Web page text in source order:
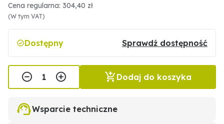
Cena regularna: 304,40 zł
(W tym VAT)
Dostępny Sprawdź dostępność
Dodaj do koszyka
Wsparcie techniczne